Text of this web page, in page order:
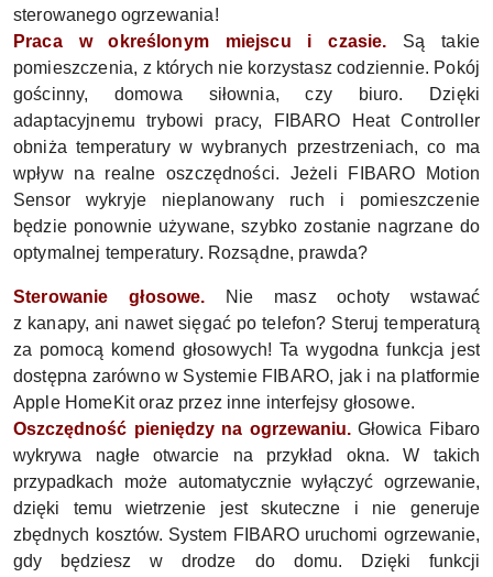
sterowanego ogrzewania!
Praca w określonym miejscu i czasie. Są takie
pomieszczenia, z których nie korzystasz codziennie. Pokój
gościnny, domowa siłownia, czy biuro. Dzięki
adaptacyjnemu trybowi pracy, FIBARO Heat Controller
obniża temperatury w wybranych przestrzeniach, co ma
wpływ na realne oszczędności. Jeżeli FIBARO Motion
Sensor wykryje nieplanowany ruch i pomieszczenie
będzie ponownie używane, szybko zostanie nagrzane do
optymalnej temperatury. Rozsądne, prawda?
Sterowanie głosowe.
Nie masz ochoty wstawać
z kanapy, ani nawet sięgać po telefon? Steruj temperaturą
za pomocą komend głosowych! Ta wygodna funkcja jest
dostępna zarówno w Systemie FIBARO, jak i na platformie
Apple HomeKit oraz przez inne interfejsy głosowe.
Oszczędność pieniędzy na ogrzewaniu.Głowica Fibaro
wykrywa nagłe otwarcie na przykład okna. W takich
przypadkach może automatycznie wyłączyć ogrzewanie,
dzięki temu wietrzenie jest skuteczne i nie generuje
zbędnych kosztów. System FIBARO uruchomi ogrzewanie,
gdy będziesz w drodze do domu. Dzięki funkcji